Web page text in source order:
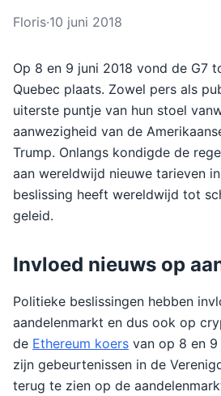
Floris·10 juni 2018
Op 8 en 9 juni 2018 vond de G7
Quebec plaats. Zowel pers als
uiterste puntje van hun stoel
aanwezigheid van de
Trump. Onlangs kondigde de
aan wereldwijd nieuwe tarieven
beslissing heeft wereldwijd tot
geleid.
Invloed nieuws op
Politieke beslissingen hebben
aandelenmarkt en dus ook op
de Ethereum koers van op 8 en 9
zijn gebeurtenissen in de
terug te zien op de